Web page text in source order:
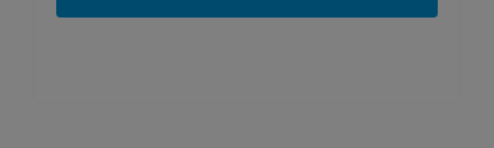
fost:
8,88 lei.